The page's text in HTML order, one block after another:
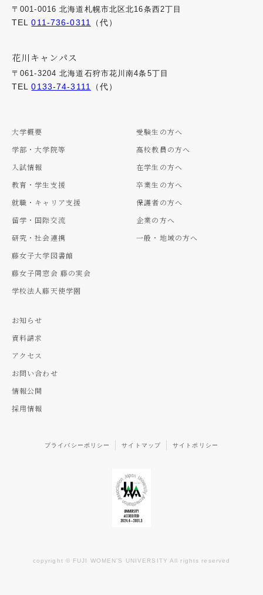
〒001-0016 北海道札幌市北区北16条西2丁目
TEL011-736-0311 （代）
花川キャンパス
〒061-3204 北海道石狩市花川南4条5丁目
TEL0133-74-3111 （代）
大学概要
学部・大学院等
入試情報
教育・学生支援
就職・キャリア支援
留学・国際交流
研究・社会連携
藤女子大学図書館
藤女子同窓会 藤の実会
学校法人藤天使学園
受験生の方へ
高校教員の方へ
在学生の方へ
卒業生の方へ
保護者の方へ
企業の方へ
一般・地域の方へ
お知らせ
資料請求
アクセス
お問い合わせ
情報公開
採用情報
プライバシーポリシー サイトマップ サイトポリシー
copyright © FUJI WOMEN’S UNIVERSITY All rights reserved